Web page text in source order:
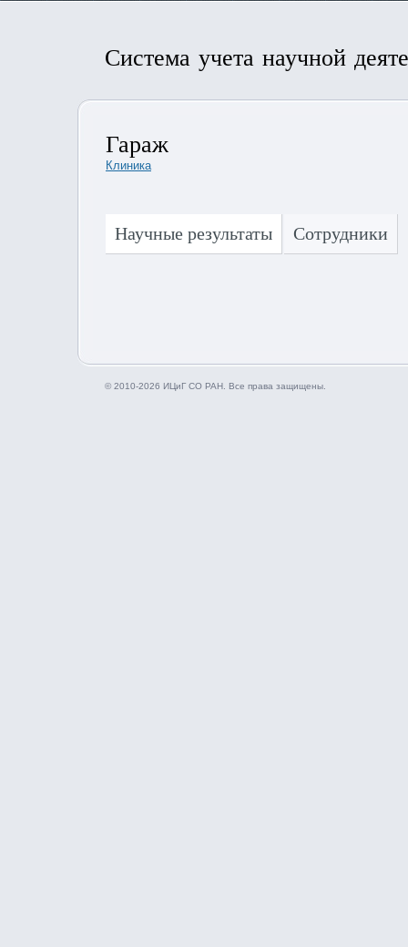
Система учета научной
Гараж
Клиника
Научные результаты Сотрудники
© 2010-2026 ИЦиГ СО РАН. Все права защищены.